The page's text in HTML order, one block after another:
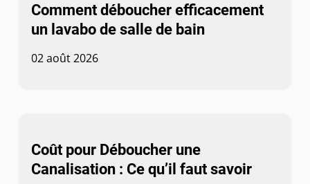
Comment déboucher efficacement
un lavabo de salle de bain
02 août 2026
Coût pour Déboucher une
Canalisation : Ce qu’il faut savoir